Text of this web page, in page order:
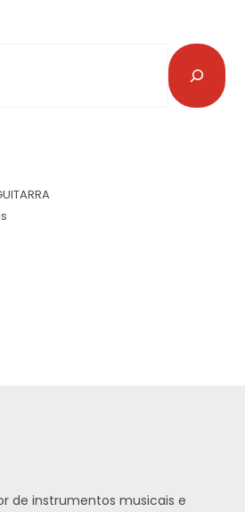
de instrumentos musicais e